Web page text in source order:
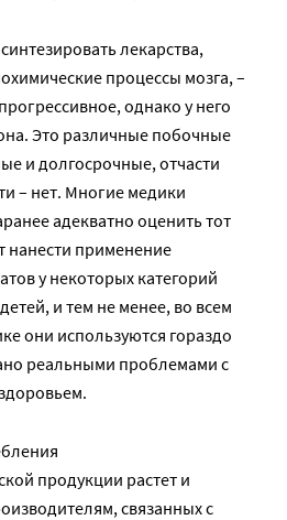
лекарства,
процессы мозга, –
однако у него
Это различные побочные
и долгосрочные, отчасти
– нет. Многие медики
адекватно оценить тот
применение
у некоторых категорий
и тем не менее, во всем
они используются гораздо
реальными проблемами с
продукции растет и
связанных с